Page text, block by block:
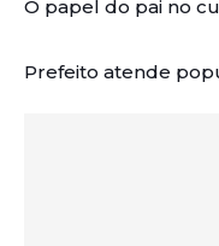
O papel do pai no
Prefeito atende